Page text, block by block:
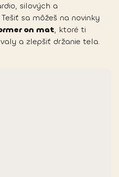
silových a
sa môžeš na novinky
on mat, ktoré ti
a zlepšiť držanie tela.